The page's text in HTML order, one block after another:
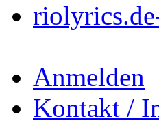
Anmelden
Kontakt /